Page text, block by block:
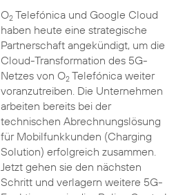
O2Telefónica und Google Cloud
haben heute eine strategische
Partnerschaft angekündigt, um die
Cloud-Transformation des 5G-
Netzes von O2Telefónica weiter
voranzutreiben. Die Unternehmen
arbeiten bereits bei der
technischen Abrechnungslösung
für Mobilfunkkunden (Charging
Solution) erfolgreich zusammen.
Jetzt gehen sie den nächsten
Schritt und verlagern weitere 5G-